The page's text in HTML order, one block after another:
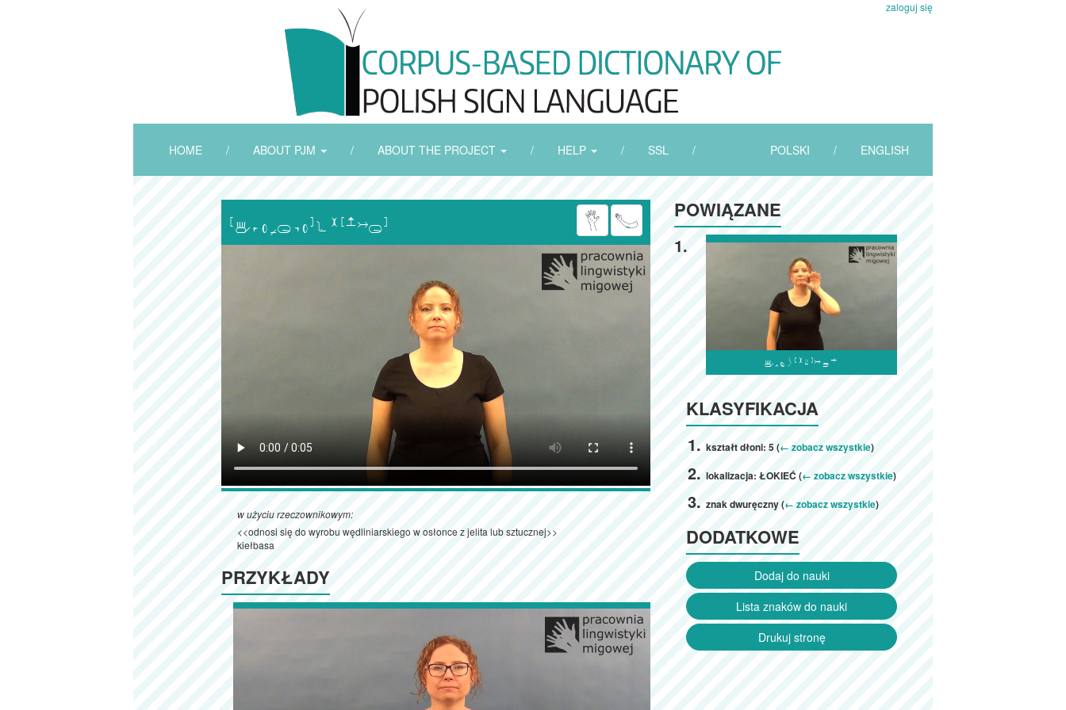
zaloguj się
HOME / ABOUT PJM / ABOUT THE PROJECT / HELP / SSL / POLSKI / ENGLISH

w użyciu rzeczownikowym:
<<odnosi się do wyrobu wędliniarskiego w osłonce z jelita lub sztucznej>>
kiełbasa
PRZYKŁADY
POWIĄZANE
1.

KLASYFIKACJA
kształt dłoni: 5 (← zobacz wszystkie)
lokalizacja: ŁOKIEĆ (← zobacz wszystkie)
znak dwuręczny (← zobacz wszystkie)
DODATKOWE
Dodaj do nauki
Lista znaków do nauki
Drukuj stronę